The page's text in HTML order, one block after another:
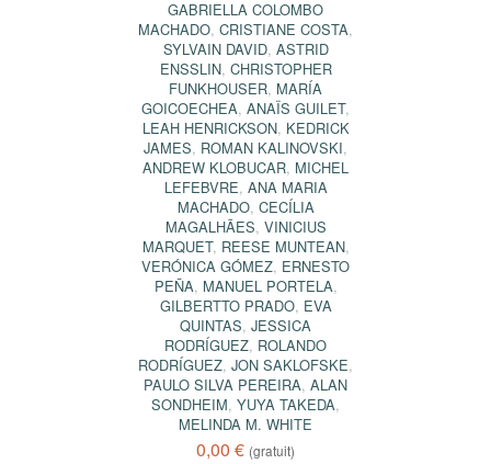
GABRIELLA COLOMBO
MACHADO, CRISTIANE COSTA,
SYLVAIN DAVID, ASTRID
ENSSLIN, CHRISTOPHER
FUNKHOUSER, MARÍA
GOICOECHEA, ANAÏS GUILET,
LEAH HENRICKSON, KEDRICK
JAMES, ROMAN KALINOVSKI,
ANDREW KLOBUCAR, MICHEL
LEFEBVRE, ANA MARIA
MACHADO, CECÍLIA
MAGALHÃES, VINICIUS
MARQUET, REESE MUNTEAN,
VERÓNICA GÓMEZ, ERNESTO
PEÑA, MANUEL PORTELA,
GILBERTTO PRADO, EVA
QUINTAS, JESSICA
RODRÍGUEZ, ROLANDO
RODRÍGUEZ, JON SAKLOFSKE,
PAULO SILVA PEREIRA, ALAN
SONDHEIM, YUYA TAKEDA,
MELINDA M. WHITE
0,00 € (gratuit)